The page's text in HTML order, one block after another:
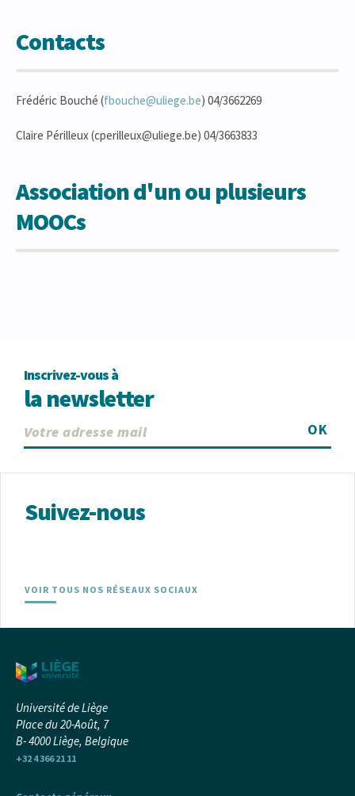
Contacts
Frédéric Bouché (fbouche@uliege.be) 04/3662269
Claire Périlleux (cperilleux@uliege.be) 04/3663833
Association d'un ou plusieurs
MOOCs
Inscrivez-vous à
la newsletter
OK
Suivez-nous
VOIR TOUS NOS RÉSEAUX SOCIAUX
Université de Liège
Place du 20-Août, 7
B- 4000 Liège, Belgique
+32 4 366 21 11